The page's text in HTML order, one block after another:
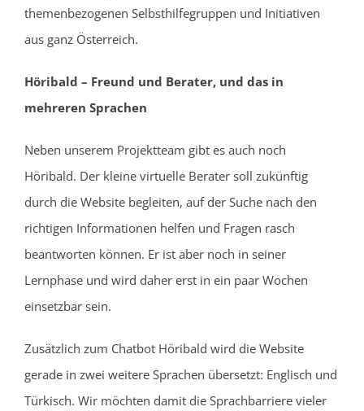
themenbezogenen Selbsthilfegruppen und Initiativen
aus ganz Österreich.
Höribald – Freund und Berater, und das in
mehreren Sprachen
Neben unserem Projektteam gibt es auch noch
Höribald. Der kleine virtuelle Berater soll zukünftig
durch die Website begleiten, auf der Suche nach den
richtigen Informationen helfen und Fragen rasch
beantworten können. Er ist aber noch in seiner
Lernphase und wird daher erst in ein paar Wochen
einsetzbar sein.
Zusätzlich zum Chatbot Höribald wird die Website
gerade in zwei weitere Sprachen übersetzt: Englisch und
Türkisch. Wir möchten damit die Sprachbarriere vieler